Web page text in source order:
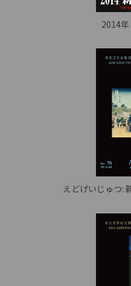
2014
えどげいじゅつ: